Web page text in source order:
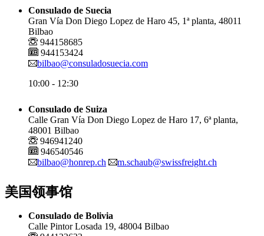
Consulado de Suecia
Gran Vía Don Diego Lopez de Haro 45, 1ª planta, 48011
Bilbao
944158685
944153424
bilbao@consuladosuecia.com
10:00 - 12:30
Consulado de Suiza
Calle Gran Vía Don Diego Lopez de Haro 17, 6ª planta,
48001 Bilbao
946941240
946540546
bilbao@honrep.ch
m.schaub@swissfreight.ch
美国领事馆
Consulado de Bolivia
Calle Pintor Losada 19, 48004 Bilbao